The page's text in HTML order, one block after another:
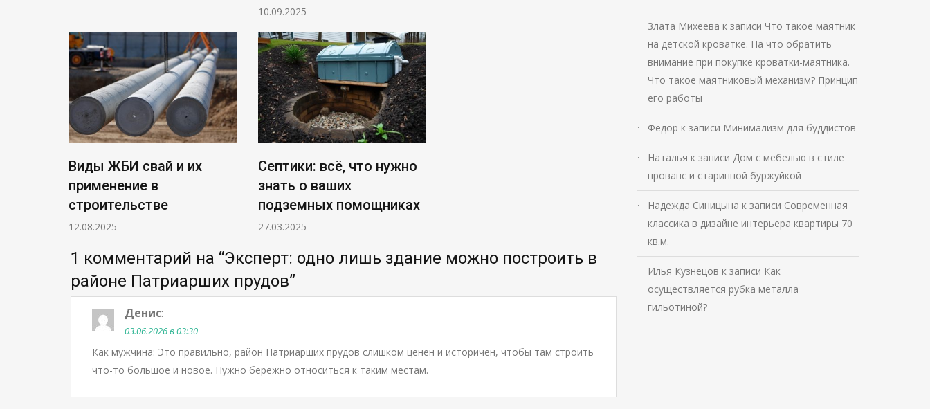
10.09.2025
Виды ЖБИ свай и их
применение в
строительстве
12.08.2025
Септики: всё, что нужно
знать о ваших
подземных помощниках
27.03.2025
1 комментарий на “Эксперт: одно лишь здание можно построить в
районе Патриарших прудов”
Денис:
03.06.2026 в 03:30
Как мужчина: Это правильно, район Патриарших прудов слишком ценен и историчен, чтобы там строить
что-то большое и новое. Нужно бережно относиться к таким местам.
Злата Михеева к записи Что такое маятник
на детской кроватке. На что обратить
внимание при покупке кроватки-маятника.
Что такое маятниковый механизм? Принцип
его работы
Фёдор к записи Минимализм для буддистов
Наталья к записи Дом с мебелью в стиле
прованс и старинной буржуйкой
Надежда Синицына к записи Современная
классика в дизайне интерьера квартиры 70
кв.м.
Илья Кузнецов к записи Как
осуществляется рубка металла
гильотиной?